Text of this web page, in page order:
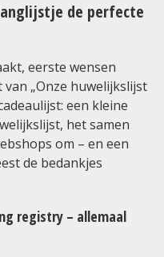
de perfecte
eerste wensen
„Onze huwelijkslijst
een kleine
het samen
om – en een
de bedankjes
registry – allemaal